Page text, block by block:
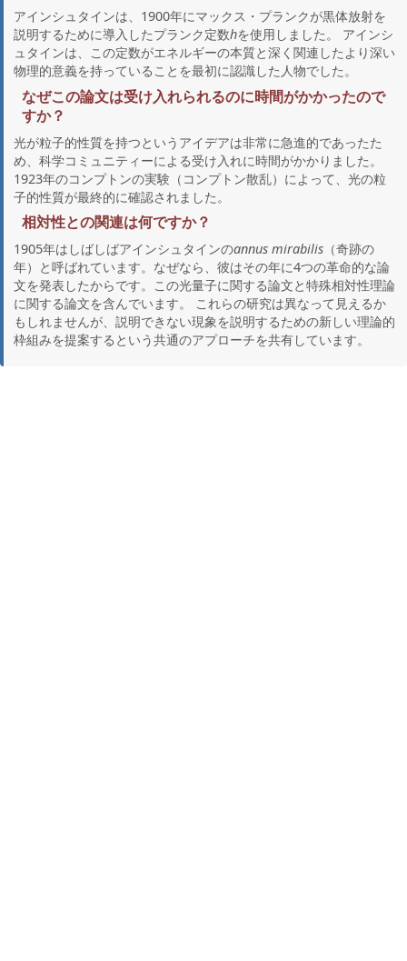
アインシュタインは、1900年にマックス・プランクが黒体放射を
説明するために導入したプランク定数hを使用しました。 アインシ
ュタインは、この定数がエネルギーの本質と深く関連したより深い
物理的意義を持っていることを最初に認識した人物でした。
なぜこの論文は受け入れられるのに時間がかかったので
すか？
光が粒子的性質を持つというアイデアは非常に急進的であったた
め、科学コミュニティーによる受け入れに時間がかかりました。
1923年のコンプトンの実験（コンプトン散乱）によって、光の粒
子的性質が最終的に確認されました。
相対性との関連は何ですか？
1905年はしばしばアインシュタインのannus mirabilis （奇跡の
年）と呼ばれています。なぜなら、彼はその年に4つの革命的な論
文を発表したからです。この光量子に関する論文と特殊相対性理論
に関する論文を含んでいます。 これらの研究は異なって見えるか
もしれませんが、説明できない現象を説明するための新しい理論的
枠組みを提案するという共通のアプローチを共有しています。